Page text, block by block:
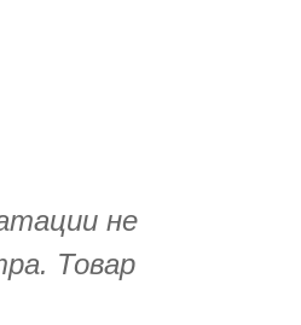
не
Товар